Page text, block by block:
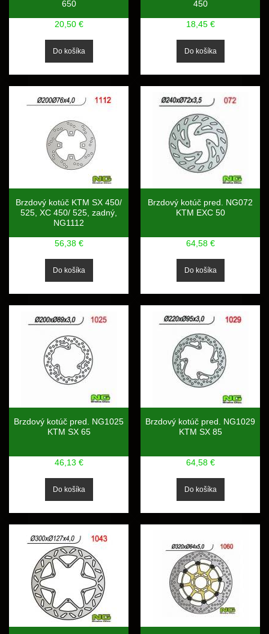
650
20,50 €
450
18,45 €
Brzdový kotúč KTM SX 450/
525, XC 450/ 525, zadný,
NG1112
56,38 €
Brzdový kotúč pred. NG072
KTM EXC 50
64,58 €
Brzdový kotúč pred. NG1025
KTM SX 65
46,13 €
Brzdový kotúč pred. NG1029
KTM SX 85
64,58 €